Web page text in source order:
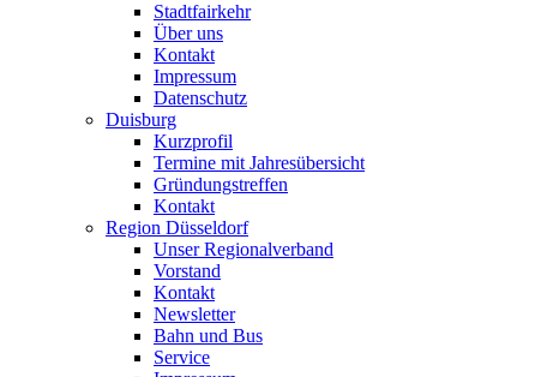
Stadtfairkehr
Über uns
Kontakt
Impressum
Datenschutz
Duisburg
Kurzprofil
Termine mit Jahresübersicht
Gründungstreffen
Kontakt
Region Düsseldorf
Unser Regionalverband
Vorstand
Kontakt
Newsletter
Bahn und Bus
Service